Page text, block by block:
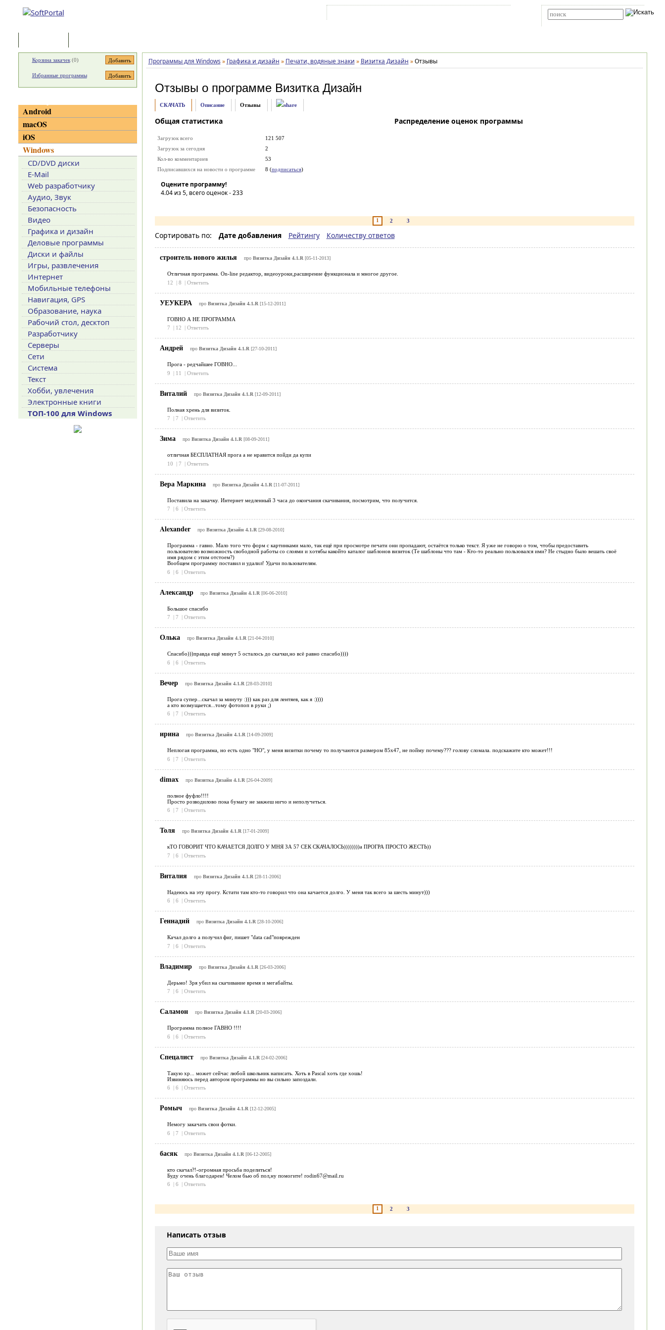
Программы для Windows » Графика и дизайн » Печати, водяные знаки » Визитка Дизайн » Отзывы
Отзывы о программе Визитка Дизайн
СКАЧАТЬ Описание Отзывы
Общая статистика
Загрузок всего
121 507
Загрузок за сегодня
2
Кол-во комментариев
53
Подписавшихся на новости о программе
8 (подписаться)
Оцените программу!
4.04из 5, всего оценок -233
Распределение оценок программы
1 2 3
Сортировать по: Дате добавления Рейтингу Количеству ответов
строитель нового жилья про Визитка Дизайн 4.1.R [05-11-2013]
Отличная программа. On-line редактор, видеоуроки,расширение функционала и многое другое.
12
| 8 | Ответить
УЕУКЕРА про Визитка Дизайн 4.1.R [15-12-2011]
ГОВНО А НЕ ПРОГРАММА
7
| 12 | Ответить
Андрей про Визитка Дизайн 4.1.R [27-10-2011]
Прога - редчайшее ГОВНО...
9
| 11 | Ответить
Виталий про Визитка Дизайн 4.1.R [12-09-2011]
Полная хрень для визиток.
7
| 7 | Ответить
Зима про Визитка Дизайн 4.1.R [08-09-2011]
отличная БЕСПЛАТНАЯ прога а не нравится пойди да купи
10
| 7 | Ответить
Вера Маркина про Визитка Дизайн 4.1.R [11-07-2011]
Поставила на закачку. Интернет медленный 3 часа до окончания скачивания, посмотрим, что получится.
7
| 6 | Ответить
Alexander про Визитка Дизайн 4.1.R [29-08-2010]
Программа - гавно. Мало того что форм с картинками мало, так ещё при просмотре печати они пропадают, остаётся только текст. Я уже не говорю о том, чтобы предоставить
пользователю возможность свободной работы со слоями и хотябы какойто каталог шаблонов визиток (Те шаблоны что там - Кто-то реально пользовался ими? Не стыдно было вешать своё
имя рядом с этим отстоем?)
Вообщем программу поставил и удалил! Удачи пользователям.
6
| 6 | Ответить
Александр про Визитка Дизайн 4.1.R [06-06-2010]
Большое спасибо
7
| 7 | Ответить
Олька про Визитка Дизайн 4.1.R [21-04-2010]
Спасибо)))правда ещё минут 5 осталось до скачки,но всё равно спасибо))))
6
| 6 | Ответить
Вечер про Визитка Дизайн 4.1.R [28-03-2010]
Прога супер...скачал за минуту :))) как раз для лентяев, как я :))))
а кто возмущается...тому фотопоп в руки ;)
6
| 7 | Ответить
ирина про Визитка Дизайн 4.1.R [14-09-2009]
Неплогая программа, но есть одно "НО", у меня визитки почему то получаются размером 85х47, не пойму почему??? голову сломала. подскажите кто может!!!
6
| 7 | Ответить
dimax про Визитка Дизайн 4.1.R [26-04-2009]
полное фуфло!!!!
Просто розводилово пока бумагу не закжеш ничо и неполучеться.
6
| 7 | Ответить
Толя про Визитка Дизайн 4.1.R [17-01-2009]
кТО ГОВОРИТ ЧТО КАЧАЕТСЯ ДОЛГО У МНЯ ЗА 57 СЕК СКАЧАЛОСЬ))))))))а ПРОГРА ПРОСТО ЖЕСТЬ))
7
| 6 | Ответить
Виталия про Визитка Дизайн 4.1.R [28-11-2006]
Надеюсь на эту прогу. Кстати там кто-то говорил что она качается долго. У меня так всего за шесть минут)))
6
| 6 | Ответить
Геннадий про Визитка Дизайн 4.1.R [28-10-2006]
Качал долго а получил фиг, пишет "data cad"поврежден
7
| 6 | Ответить
Владимир про Визитка Дизайн 4.1.R [26-03-2006]
Дерьмо! Зря убил на скачивание время и мегабайты.
7
| 6 | Ответить
Саламон про Визитка Дизайн 4.1.R [20-03-2006]
Программа полное ГАВНО !!!!
6
| 6 | Ответить
Спецалист про Визитка Дизайн 4.1.R [24-02-2006]
Такую хр... может сейчас любой школьник написать. Хоть в Pascal хоть где хошь!
Извиняюсь перед автором программы но вы сильно запоздали.
6
| 6 | Ответить
Ромыч про Визитка Дизайн 4.1.R [12-12-2005]
Немогу закачать свои фотки.
6
| 7 | Ответить
басяк про Визитка Дизайн 4.1.R [06-12-2005]
кто скачал?!-огромная просьба поделиться!
Буду очень благодарен! Челом бью об пол,ну помогите! rodin67@mail.ru
6
| 6 | Ответить
1 2 3
Написать отзыв
Корзина закачек(0)
Избранные программы
Android
macOS
iOS
Windows
CD/DVD диски
E-Mail
Web разработчику
Аудио, Звук
Безопасность
Видео
Графика и дизайн
Деловые программы
Диски и файлы
Игры, развлечения
Интернет
Мобильные телефоны
Навигация, GPS
Образование, наука
Рабочий стол, десктоп
Разработчику
Серверы
Сети
Система
Текст
Хобби, увлечения
Электронные книги
ТОП-100 для Windows